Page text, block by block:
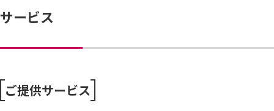
サービス
ご提供サービス